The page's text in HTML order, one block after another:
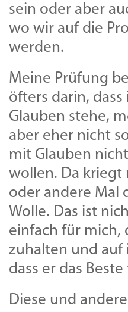
sein oder aber
wo wir auf die
werden.
Meine Prüfung
öfters darin,
Glauben stehe,
aber eher nicht
mit Glauben
wollen. Da kriegt
oder andere Mal
Wolle. Das ist
einfach für mich,
zuhalten und auf
dass er das
Diese und